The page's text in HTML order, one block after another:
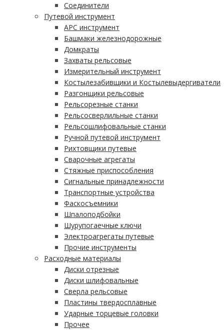
Соединители
Путевой инструмент
АРС инструмент
Башмаки железнодорожные
Домкраты
Захваты рельсовые
Измерительный инструмент
Костылезабивщики и Костылевыдергиватели
Разгонщики рельсовые
Рельсорезные станки
Рельсосверлильные станки
Рельсошлифовальные станки
Ручной путевой инструмент
Рихтовщики путевые
Сварочные агрегаты
Стяжные приспособления
Сигнальные принадлежности
Транспортные устройства
Фаскосъемники
Шпалоподбойки
Шурупогаечные ключи
Электроагрегаты путевые
Прочие инструменты
Расходные материалы
Диски отрезные
Диски шлифовальные
Сверла рельсовые
Пластины твердосплавные
Ударные торцевые головки
Прочее